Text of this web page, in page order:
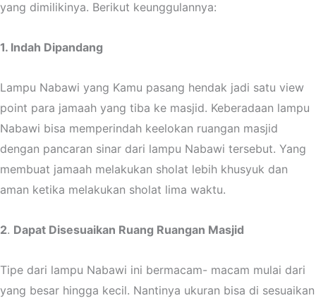
yang dimilikinya. Berikut keunggulannya:
1. Indah Dipandang
Lampu Nabawi yang Kamu pasang hendak jadi satu view
point para jamaah yang tiba ke masjid. Keberadaan lampu
Nabawi bisa memperindah keelokan ruangan masjid
dengan pancaran sinar dari lampu Nabawi tersebut. Yang
membuat jamaah melakukan sholat lebih khusyuk dan
aman ketika melakukan sholat lima waktu.
2. Dapat Disesuaikan Ruang Ruangan Masjid
Tipe dari lampu Nabawi ini bermacam- macam mulai dari
yang besar hingga kecil. Nantinya ukuran bisa di sesuaikan